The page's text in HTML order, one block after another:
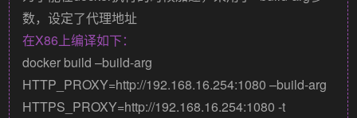
数，设定了代理地址
在X86上编译如下：
docker build –build-arg
HTTP_PROXY=http://192.168.16.254:1080 –build-arg
HTTPS_PROXY=http://192.168.16.254:1080 -t